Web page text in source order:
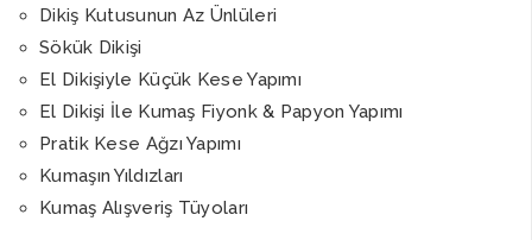
Dikiş Kutusunun Az Ünlüleri
Sökük Dikişi
El Dikişiyle Küçük Kese Yapımı
El Dikişi İle Kumaş Fiyonk & Papyon Yapımı
Pratik Kese Ağzı Yapımı
Kumaşın Yıldızları
Kumaş Alışveriş Tüyoları